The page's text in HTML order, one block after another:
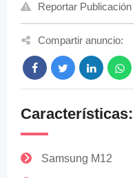
Reportar Publicación
Compartir anuncio:
Características:
Samsung M12